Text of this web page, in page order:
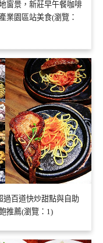
窗景，新莊早午餐咖啡
業園區站美食(瀏覽：
過百道快炒甜點與自助
推薦(瀏覽：1)